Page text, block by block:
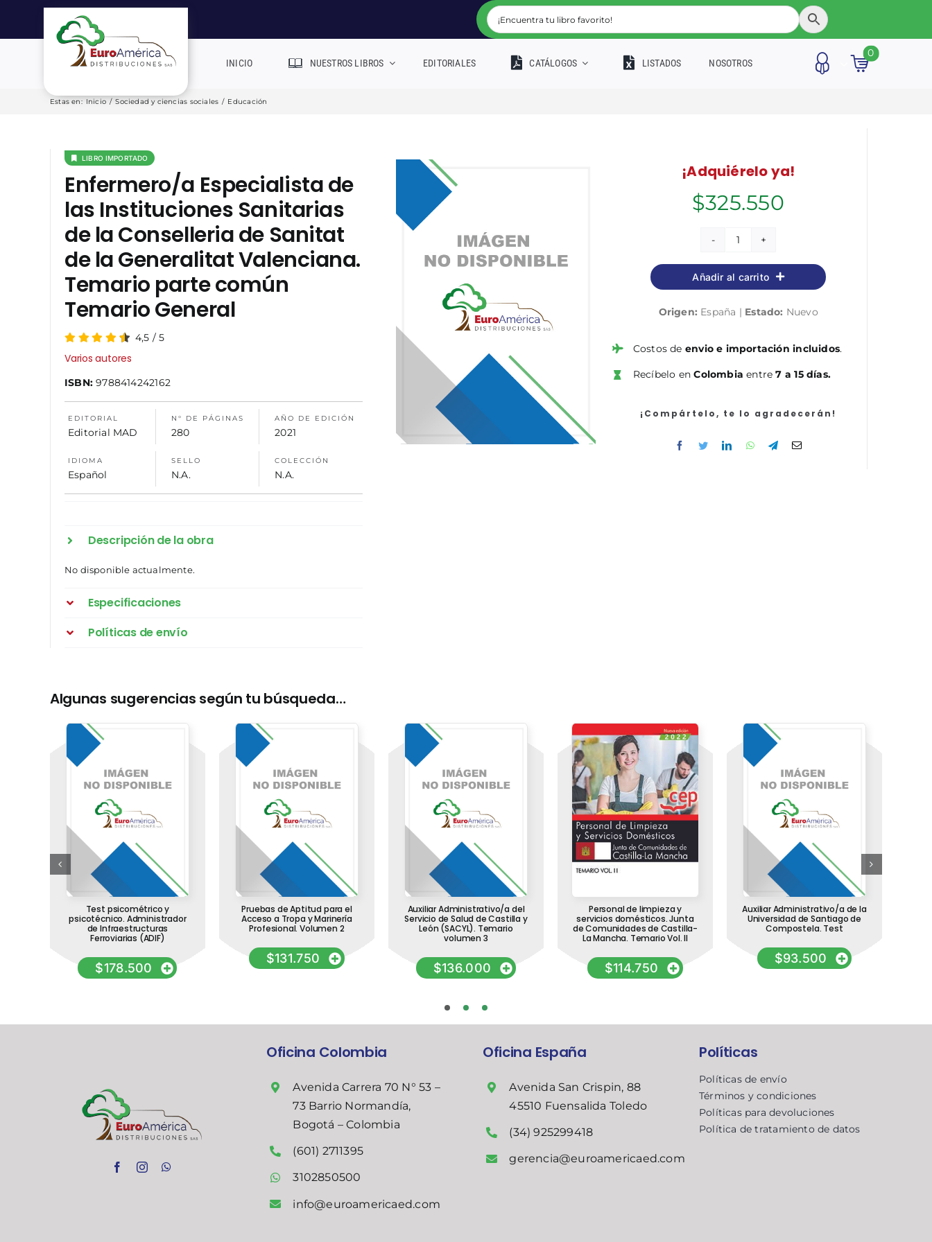
contenido
INICIO NUESTROS LIBROS EDITORIALES CATÁLOGOS LISTADOS NOSOTROS
0
Estas en: Inicio / Sociedad y ciencias sociales / Educación
LIBRO IMPORTADO
Enfermero/a Especialista de
las Instituciones Sanitarias
de la Conselleria de Sanitat
de la Generalitat Valenciana.
Temario parte común
Temario General
4,5 /5
Varios autores
ISBN:9788414242162
EDITORIAL
Editorial MAD
N° DE PÁGINAS
280
AÑO DE EDICIÓN
2021
IDIOMA
Español
SELLO
N.A.
COLECCIÓN
N.A.
Descripción de la obra
No disponible actualmente.
Especificaciones
Políticas de envío
¡Adquiérelo ya!
$325.550
Enfermero/a
Especialista
de
Instituciones
de
Conselleria
Sanitat
Añadir al carrito
Origen: España | Estado: Nuevo
Costos de envio e importación incluidos.
Recíbelo enColombia entre7 a 15 días.
¡Compártelo, te lo agradecerán!
Algunas sugerencias según tu búsqueda…
Test psicométrico y
psicotécnico. Administrador
de Infraestructuras
Ferroviarias (ADIF)
$178.500
Pruebas de Aptitud para el
Acceso a Tropa y Marinería
Profesional. Volumen 2
$131.750
Auxiliar Administrativo/a del
Servicio de Salud de Castilla y
León (SACYL). Temario
volumen 3
$136.000
Personal de limpieza y
servicios domésticos. Junta
de Comunidades de Castilla-
La Mancha. Temario Vol. II
$114.750
Auxiliar Administrativo/a de la
Universidad de Santiago de
Compostela. Test
$93.500
Oficina Colombia
Avenida Carrera 70 N° 53 –
73 Barrio Normandía,
Bogotá – Colombia
(601) 2711395
3102850500
info@euroamericaed.com
Oficina España
Avenida San Crispin, 88
45510 Fuensalida Toledo
(34) 925299418
gerencia@euroamericaed.com
Políticas
Políticas de envío
Términos y condiciones
Políticas para devoluciones
Política de tratamiento de datos